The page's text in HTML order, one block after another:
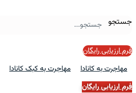
جستجو
فرم ارزیابی رایگان
مهاجرت به کانادا
مهاجرت به کبک کانادا
فرم ارزیابی رایگان